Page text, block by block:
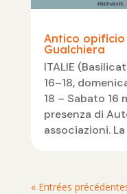
Antico opificio
Gualchiera
ITALIE
16–18,
18 – Sabato 16
presenza di
associazioni.
« Entrées